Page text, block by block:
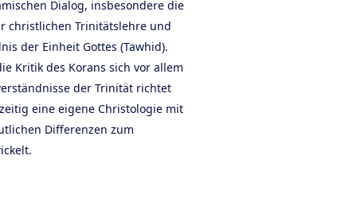
Dialog, insbesondere die
christlichen Trinitätslehre und
der Einheit Gottes (Tawhid).
Kritik des Korans sich vor allem
der Trinität richtet
eine eigene Christologie mit
Differenzen zum